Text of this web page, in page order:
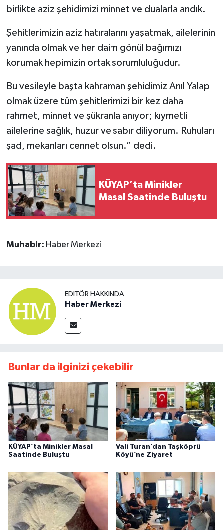
birlikte aziz şehidimizi minnet ve dualarla andık.
Şehitlerimizin aziz hatıralarını yaşatmak, ailelerinin
yanında olmak ve her daim gönül bağımızı
korumak hepimizin ortak sorumluluğudur.
Bu vesileyle başta kahraman şehidimiz Anıl Yalap
olmak üzere tüm şehitlerimizi bir kez daha
rahmet, minnet ve şükranla anıyor; kıymetli
ailelerine sağlık, huzur ve sabır diliyorum. Ruhuları
şad, mekanları cennet olsun.” dedi.
KÜYAP’ta Minikler
Masal Saatinde Buluştu
Muhabir: Haber Merkezi
EDITÖR HAKKINDA
Haber Merkezi
Bunlar da ilginizi çekebilir
KÜYAP’ta Minikler Masal
Saatinde Buluştu
Vali Turan’dan Taşköprü
Köyü’ne Ziyaret